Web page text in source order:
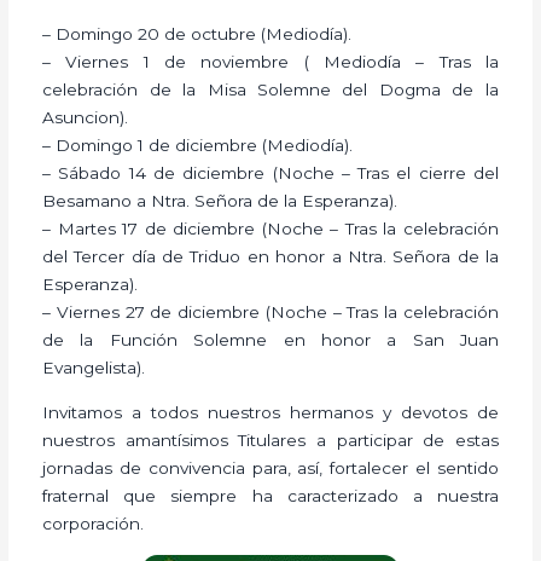
– Domingo 20 de octubre (Mediodía).
– Viernes 1 de noviembre ( Mediodía – Tras la
celebración de la Misa Solemne del Dogma de la
Asuncion).
– Domingo 1 de diciembre (Mediodía).
– Sábado 14 de diciembre (Noche – Tras el cierre del
Besamano a Ntra. Señora de la Esperanza).
– Martes 17 de diciembre (Noche – Tras la celebración
del Tercer día de Triduo en honor a Ntra. Señora de la
Esperanza).
– Viernes 27 de diciembre (Noche – Tras la celebración
de la Función Solemne en honor a San Juan
Evangelista).
Invitamos a todos nuestros hermanos y devotos de
nuestros amantísimos Titulares a participar de estas
jornadas de convivencia para, así, fortalecer el sentido
fraternal que siempre ha caracterizado a nuestra
corporación.